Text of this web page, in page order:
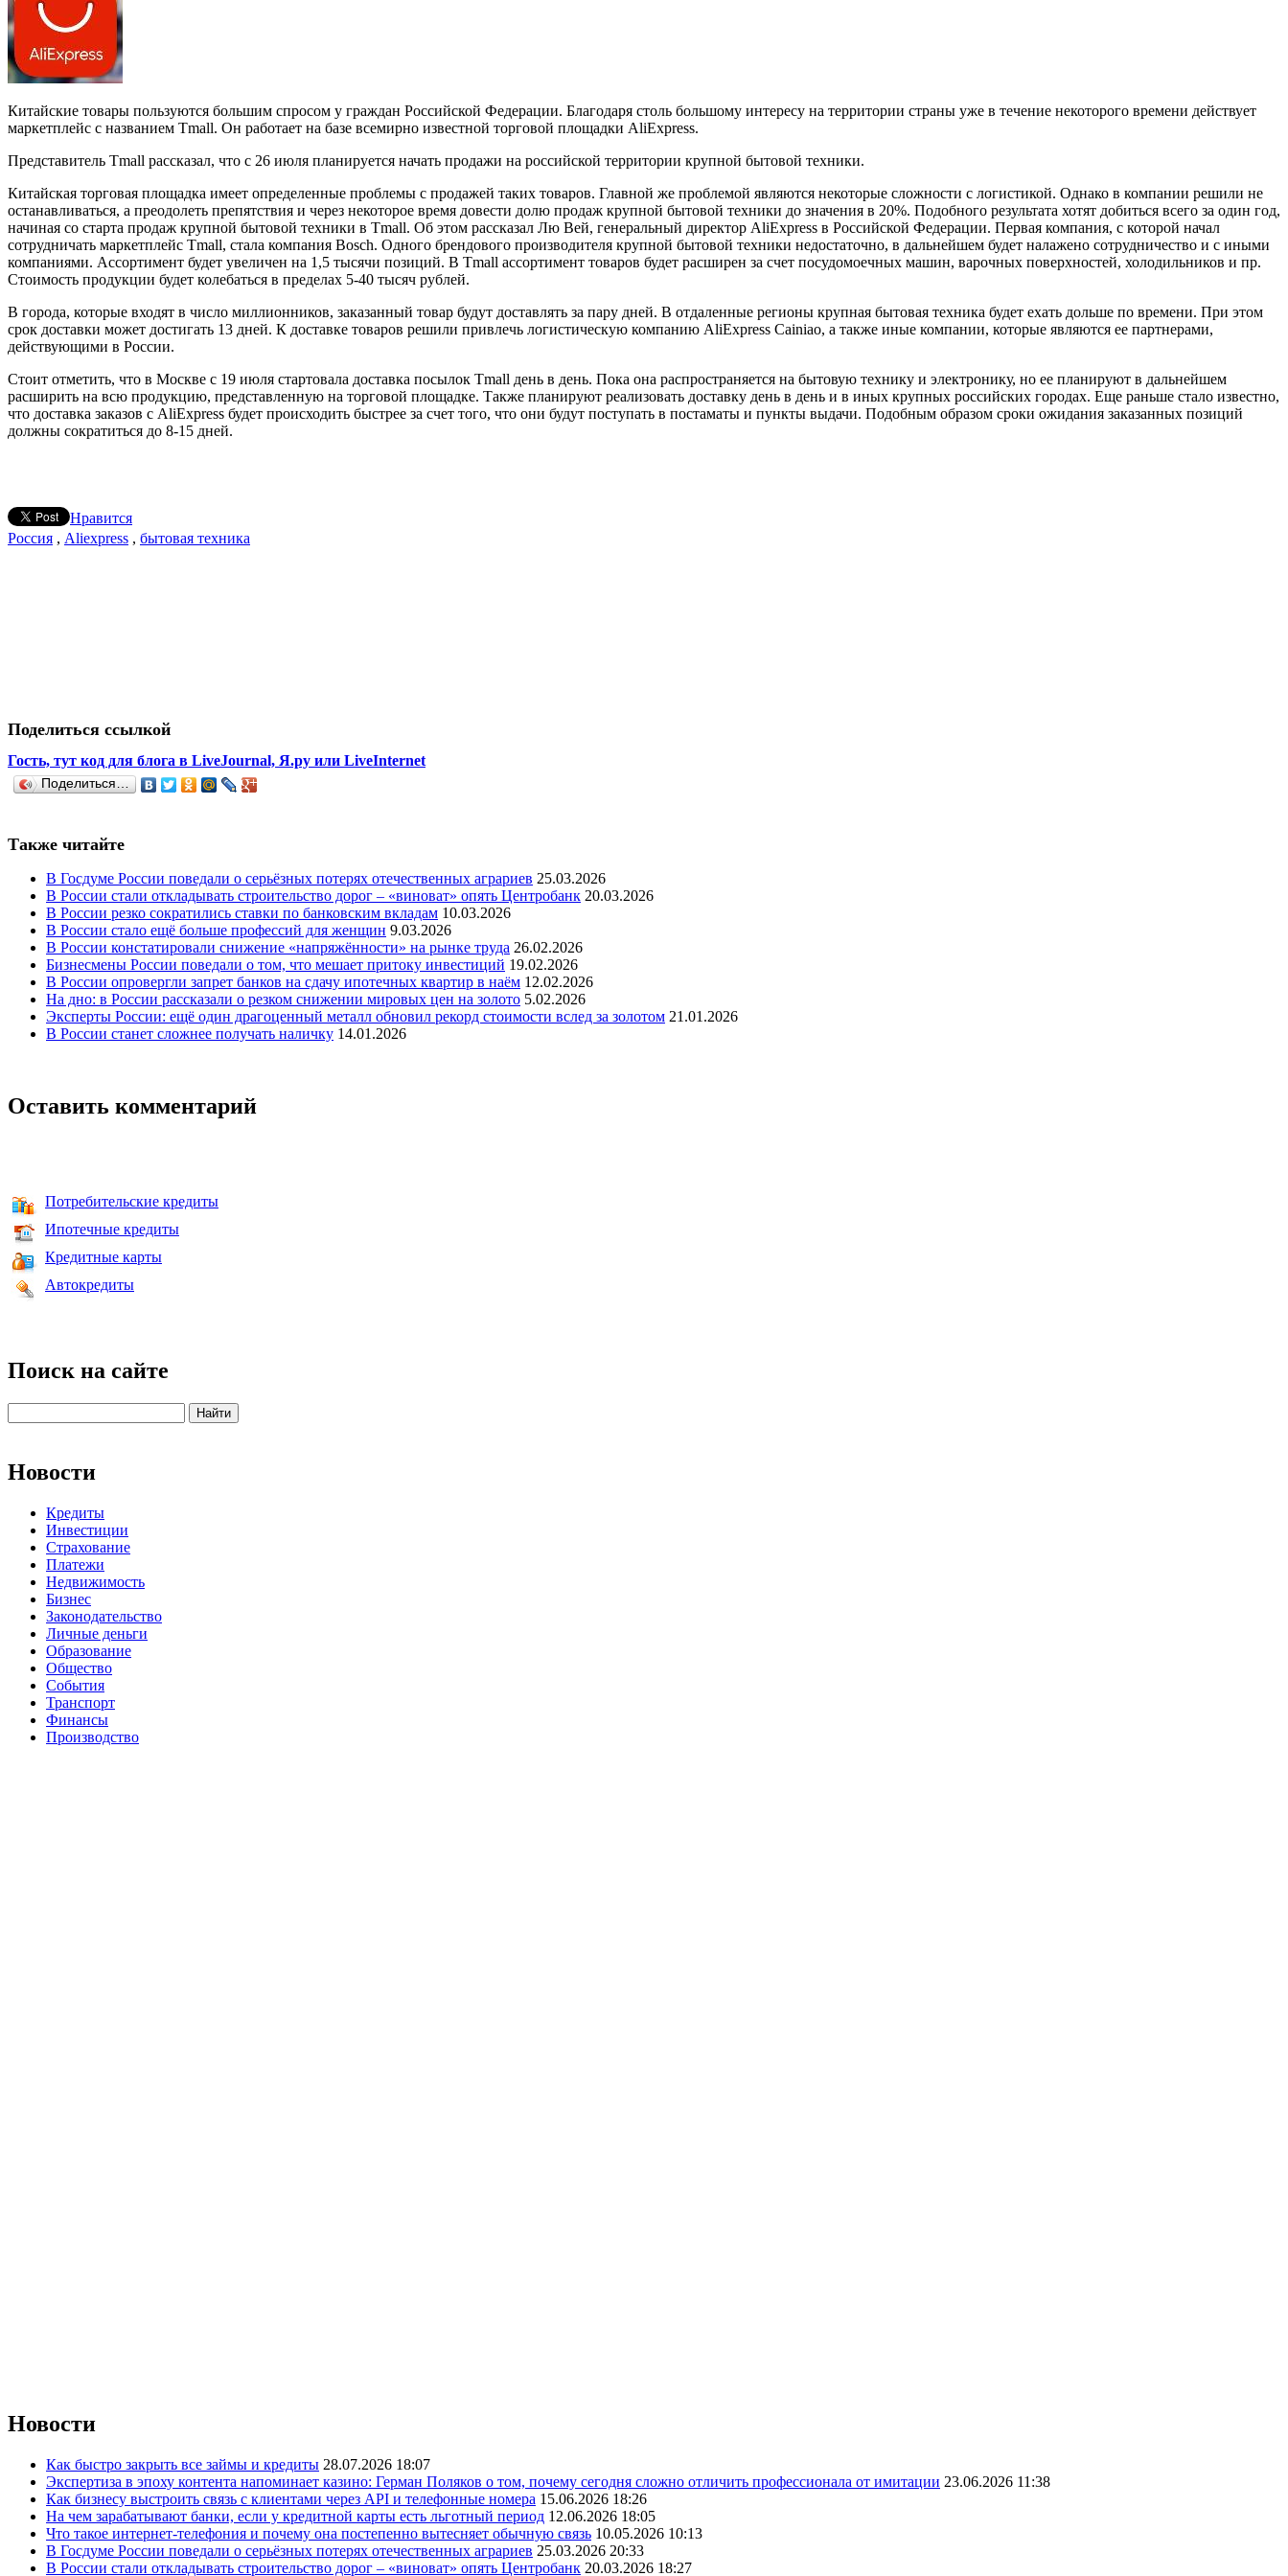
Китайские товары пользуются большим спросом у граждан Российской Федерации. Благодаря столь большому интересу на территории страны уже в течение некоторого времени действует
маркетплейс с названием Tmall. Он работает на базе всемирно известной торговой площадки AliExpress.
Представитель Tmall рассказал, что с 26 июля планируется начать продажи на российской территории крупной бытовой техники.
Китайская торговая площадка имеет определенные проблемы с продажей таких товаров. Главной же проблемой являются некоторые сложности с логистикой. Однако в компании решили не
останавливаться, а преодолеть препятствия и через некоторое время довести долю продаж крупной бытовой техники до значения в 20%. Подобного результата хотят добиться всего за один год,
начиная со старта продаж крупной бытовой техники в Tmall. Об этом рассказал Лю Вей, генеральный директор AliExpress в Российской Федерации. Первая компания, с которой начал
сотрудничать маркетплейс Tmall, стала компания Bosch. Одного брендового производителя крупной бытовой техники недостаточно, в дальнейшем будет налажено сотрудничество и с иными
компаниями. Ассортимент будет увеличен на 1,5 тысячи позиций. В Tmall ассортимент товаров будет расширен за счет посудомоечных машин, варочных поверхностей, холодильников и пр.
Стоимость продукции будет колебаться в пределах 5-40 тысяч рублей.
В города, которые входят в число миллионников, заказанный товар будут доставлять за пару дней. В отдаленные регионы крупная бытовая техника будет ехать дольше по времени. При этом
срок доставки может достигать 13 дней. К доставке товаров решили привлечь логистическую компанию AliExpress Cainiao, а также иные компании, которые являются ее партнерами,
действующими в России.
Стоит отметить, что в Москве с 19 июля стартовала доставка посылок Tmall день в день. Пока она распространяется на бытовую технику и электронику, но ее планируют в дальнейшем
расширить на всю продукцию, представленную на торговой площадке. Также планируют реализовать доставку день в день и в иных крупных российских городах. Еще раньше стало известно,
что доставка заказов с AliExpress будет происходить быстрее за счет того, что они будут поступать в постаматы и пункты выдачи. Подобным образом сроки ожидания заказанных позиций
должны сократиться до 8-15 дней.
Нравится
Россия , Aliexpress , бытовая техника
Поделиться ссылкой
Гость, тут код для блога в LiveJournal, Я.ру или LiveInternet
Поделиться…
Также читайте
В Госдуме России поведали о серьёзных потерях отечественных аграриев 25.03.2026
В России стали откладывать строительство дорог – «виноват» опять Центробанк 20.03.2026
В России резко сократились ставки по банковским вкладам 10.03.2026
В России стало ещё больше профессий для женщин 9.03.2026
В России констатировали снижение «напряжённости» на рынке труда 26.02.2026
Бизнесмены России поведали о том, что мешает притоку инвестиций 19.02.2026
В России опровергли запрет банков на сдачу ипотечных квартир в наём 12.02.2026
На дно: в России рассказали о резком снижении мировых цен на золото 5.02.2026
Эксперты России: ещё один драгоценный металл обновил рекорд стоимости вслед за золотом 21.01.2026
В России станет сложнее получать наличку 14.01.2026
Оставить комментарий
Потребительские кредиты
Ипотечные кредиты
Кредитные карты
Автокредиты
Поиск на сайте
Новости
Кредиты
Инвестиции
Страхование
Платежи
Недвижимость
Бизнес
Законодательство
Личные деньги
Образование
Общество
События
Транспорт
Финансы
Производство
Новости
Как быстро закрыть все займы и кредиты 28.07.2026 18:07
Экспертиза в эпоху контента напоминает казино: Герман Поляков о том, почему сегодня сложно отличить профессионала от имитации 23.06.2026 11:38
Как бизнесу выстроить связь с клиентами через API и телефонные номера 15.06.2026 18:26
На чем зарабатывают банки, если у кредитной карты есть льготный период 12.06.2026 18:05
Что такое интернет-телефония и почему она постепенно вытесняет обычную связь 10.05.2026 10:13
В Госдуме России поведали о серьёзных потерях отечественных аграриев 25.03.2026 20:33
В России стали откладывать строительство дорог – «виноват» опять Центробанк 20.03.2026 18:27